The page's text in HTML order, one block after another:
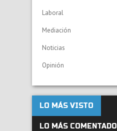
Laboral
Mediación
Noticias
Opinión
LO MÁS VISTO
LO MÁS COMENTADO